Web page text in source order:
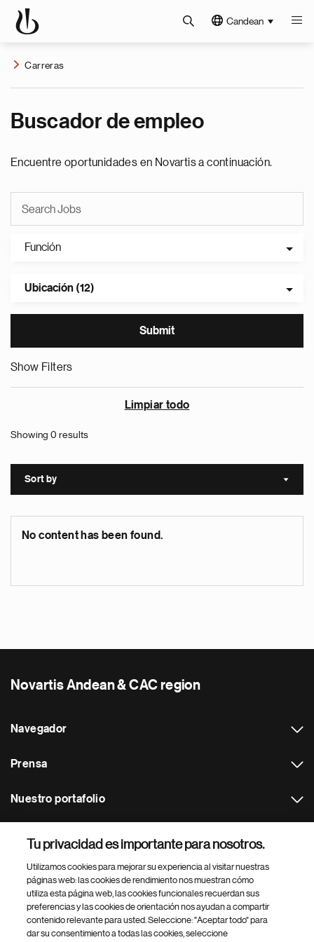
Candean
Carreras
Buscador de empleo
Encuentre oportunidades en Novartis a continuación.
Función
Ubicación (12)
Show Filters
Limpiar todo
Showing 0 results
Sort by Sort
No content has been found.
Novartis Andean & CAC region
Navegador
Prensa
Nuestro portafolio
Footer Site Search
Tu privacidad es importante para nosotros.
Utilizamos cookies para mejorar su experiencia al visitar nuestras
páginas web: las cookies de rendimiento nos muestran cómo
utiliza esta página web, las cookies funcionales recuerdan sus
preferencias y las cookies de orientación nos ayudan a compartir
contenido relevante para usted. Seleccione: "Aceptar todo" para
dar su consentimiento a todas las cookies, seleccione